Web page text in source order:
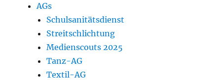
AGs
Schulsanitätsdienst
Streitschlichtung
Medienscouts 2025
Tanz-AG
Textil-AG